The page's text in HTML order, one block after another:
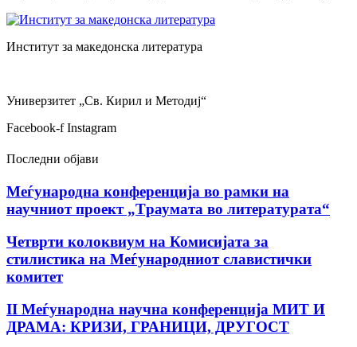
Институт за македонска литература
Универзитет „Св. Кирил и Методиј“
Facebook-f Instagram
Последни објави
Mеѓународна конференција во рамки на
научниот проект „Tраумата во литературата“
Четврти колоквиум на Комисијата за
стилистика на Меѓународниот славистички
комитет
II Меѓународна научна конференција МИТ И
ДРАМА: КРИЗИ, ГРАНИЦИ, ДРУГОСТ